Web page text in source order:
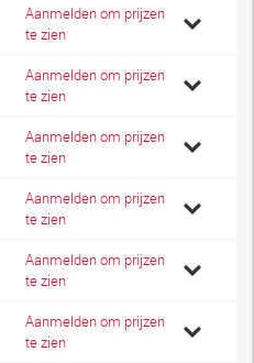
Aanmelden om prijzen
te zien
Aanmelden om prijzen
te zien
Aanmelden om prijzen
te zien
Aanmelden om prijzen
te zien
Aanmelden om prijzen
te zien
Aanmelden om prijzen
te zien